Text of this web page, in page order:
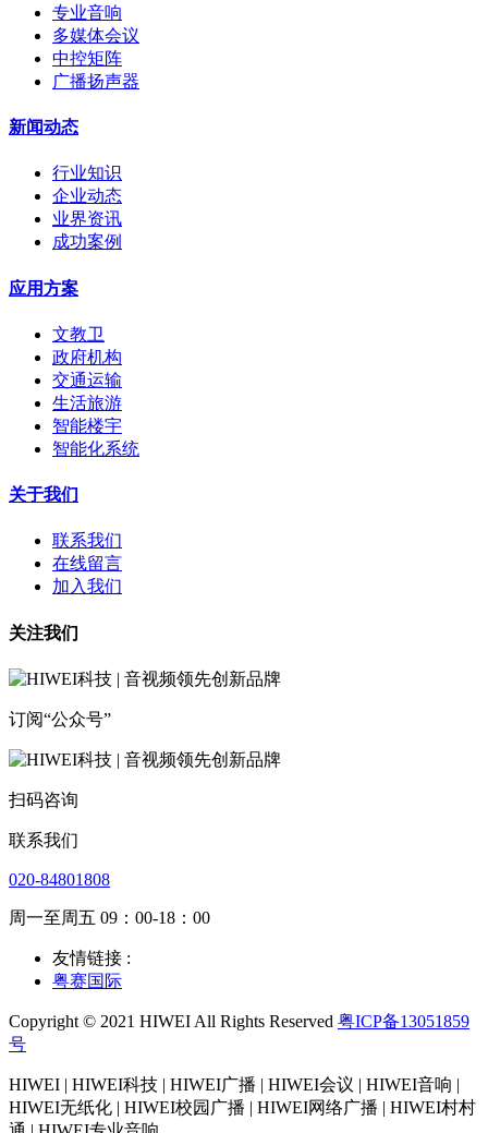
专业音响
多媒体会议
中控矩阵
广播扬声器
新闻动态
行业知识
企业动态
业界资讯
成功案例
应用方案
文教卫
政府机构
交通运输
生活旅游
智能楼宇
智能化系统
关于我们
联系我们
在线留言
加入我们
关注我们
订阅“公众号”
扫码咨询
联系我们
020-84801808
周一至周五 09：00-18：00
友情链接 :
粤赛国际
Copyright © 2021 HIWEI All Rights Reserved 粤ICP备13051859
号
HIWEI | HIWEI科技 | HIWEI广播 | HIWEI会议 | HIWEI音响 |
HIWEI无纸化 | HIWEI校园广播 | HIWEI网络广播 | HIWEI村村